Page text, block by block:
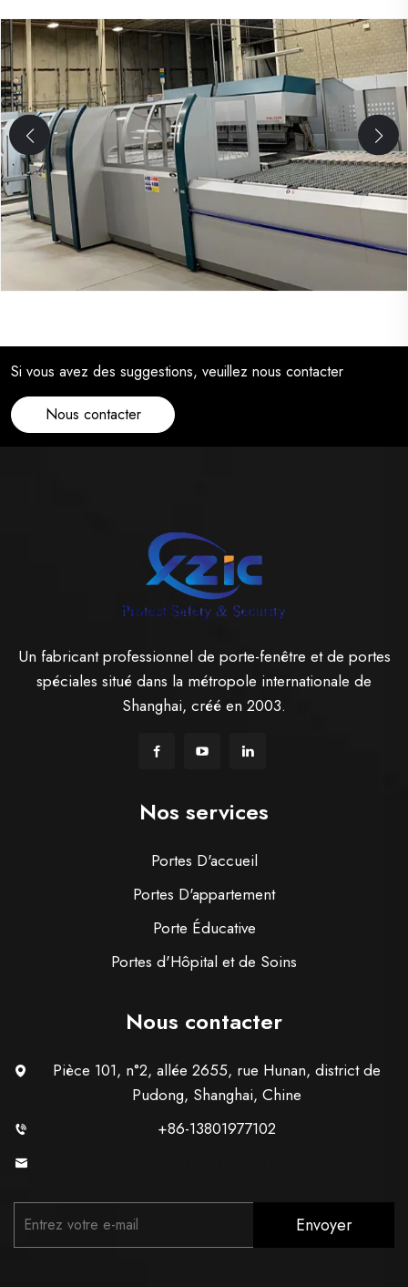
Si vous avez des suggestions, veuillez nous contacter
Nous contacter
Un fabricant professionnel de porte-fenêtre et de portes
spéciales situé dans la métropole internationale de
Shanghai, créé en 2003.
Nos services
Portes D'accueil
Portes D'appartement
Porte Éducative
Portes d'Hôpital et de Soins
Nous contacter
Pièce 101, n°2, allée 2655, rue Hunan, district de
Pudong, Shanghai, Chine
+86-13801977102
Envoyer